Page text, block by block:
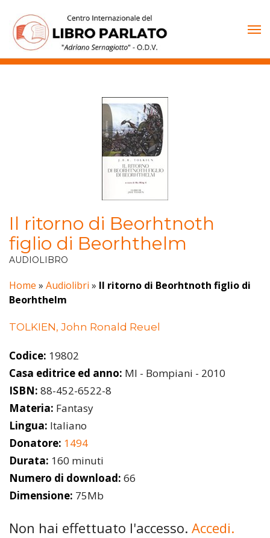
contenuto
Il ritorno di Beorhtnoth
figlio di Beorhthelm
AUDIOLIBRO
Home » Audiolibri » Il ritorno di Beorhtnoth figlio di
Beorhthelm
TOLKIEN, John Ronald Reuel
Codice: 19802
Casa editrice ed anno: MI - Bompiani - 2010
ISBN: 88-452-6522-8
Materia: Fantasy
Lingua: Italiano
Donatore: 1494
Durata: 160 minuti
Numero di download: 66
Dimensione: 75Mb
Non hai effettuato l'accesso. Accedi.